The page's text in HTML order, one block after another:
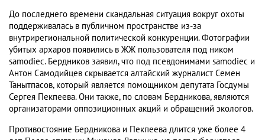
До последнего времени скандальная ситуация вокруг охоты
поддерживалась в публичном пространстве из-за
внутрирегиональной политической конкуренции. Фотографии
убитых архаров появились в ЖЖ пользователя под ником
samodiec. Бердников заявил, что под псевдонимами samodiec и
Антон Самодийцев скрывается алтайский журналист Семен
Танытпасов, который является помощником депутата Госдумы
Сергея Пекпеева. Они также, по словам Бердникова, являются
организаторами оппозиционных акций и обращений экологов.
Противостояние Бердникова и Пекпеева длится уже более 4